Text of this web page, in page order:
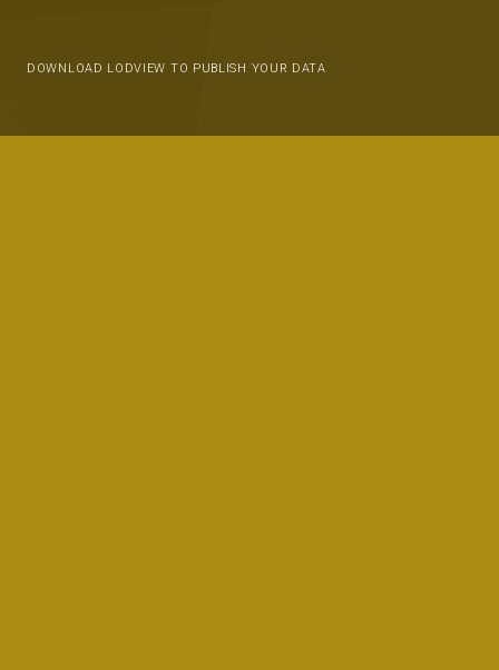
DOWNLOAD LODVIEW TO PUBLISH YOUR DATA